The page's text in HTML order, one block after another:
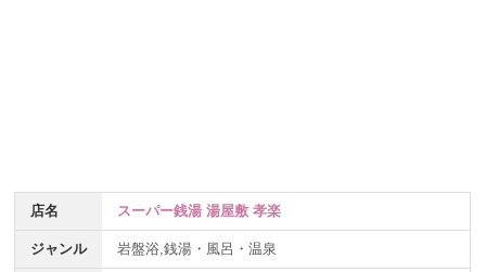
店名 スーパー銭湯 湯屋敷 孝楽
ジャンル 岩盤浴,銭湯・風呂・温泉